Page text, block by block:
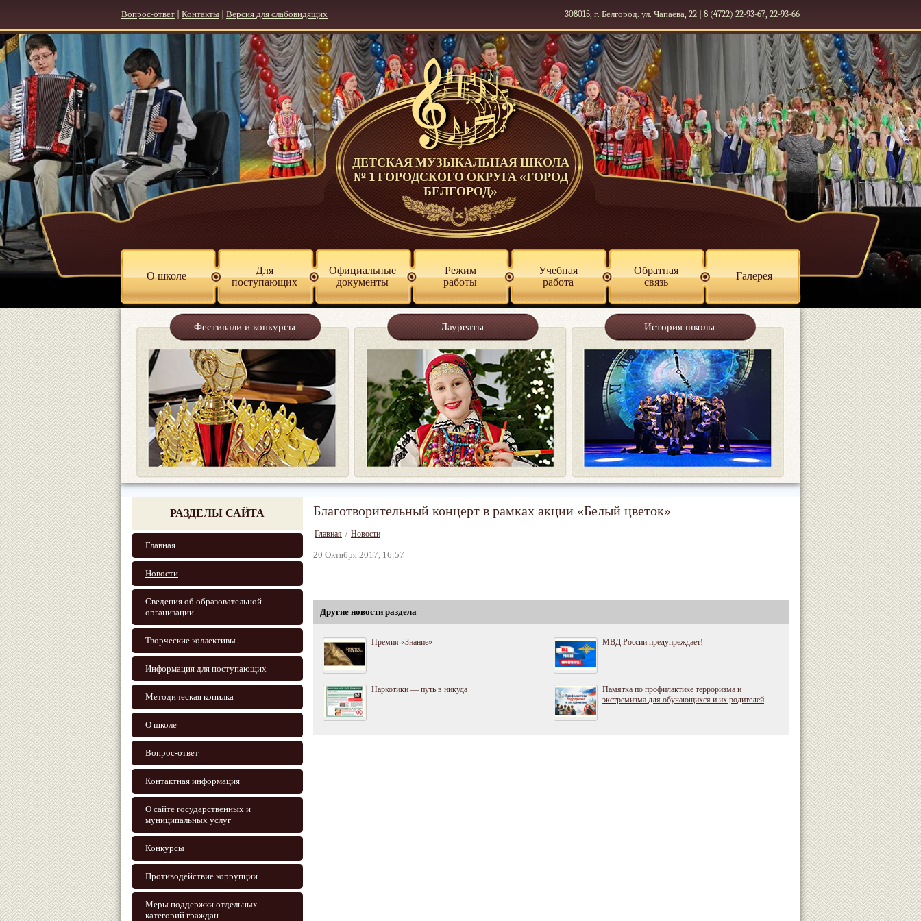
ДЕТСКАЯ МУЗЫКАЛЬНАЯ ШКОЛА
№ 1 ГОРОДСКОГО ОКРУГА «ГОРОД
БЕЛГОРОД»
Вопрос-ответ Контакты Версия для слабовидящих 308015, г. Белгород. ул. Чапаева, 22 | 8 (4722) 22-93-67, 22-93-66
О школе
Для
поступающих
Официальные
документы
Режим
работы
Учебная
работа
Обратная
связь
Галерея
Фестивали и конкурсы Лауреаты История школы
РАЗДЕЛЫ САЙТА
Главная
Новости
Сведения об образовательной
организации
Творческие коллективы
Информация для поступающих
Методическая копилка
О школе
Вопрос-ответ
Контактная информация
О сайте государственных и
муниципальных услуг
Конкурсы
Противодействие коррупции
Меры поддержки отдельных
категорий граждан
Благотворительный концерт в рамках акции «Белый цветок»
Главная / Новости
20 Октября 2017, 16:57
Другие новости раздела
Премия «Знание» МВД России предупреждает!
Наркотики — путь в никуда
Памятка по профилактике терроризма и
экстремизма для обучающихся и их родителей